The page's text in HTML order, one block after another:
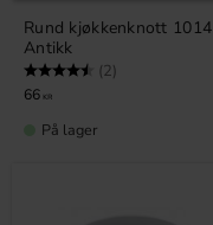
Rund kjøkkenknott 1014
Antikk
Karakter: (2)
66 KR
På lager